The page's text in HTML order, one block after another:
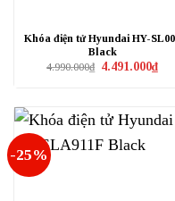
Khóa điện tử Hyundai HY-
Black
4.990.000₫ Giá
4.491.000₫Giá
hiện
-25%